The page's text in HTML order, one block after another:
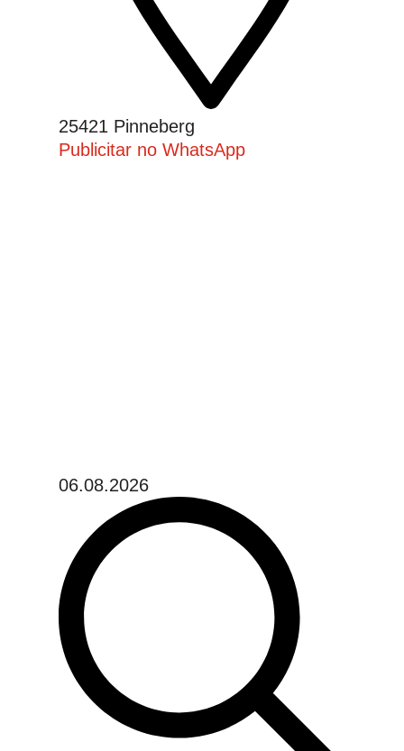
25421 Pinneberg
Publicitar no WhatsApp
06.08.2026